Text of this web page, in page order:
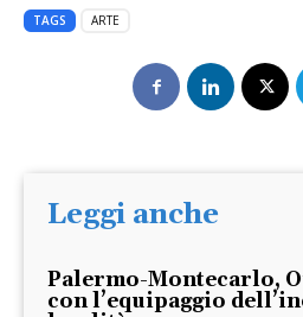
TAGS ARTE
Leggi anche
Palermo-Montecarlo,
con l’equipaggio